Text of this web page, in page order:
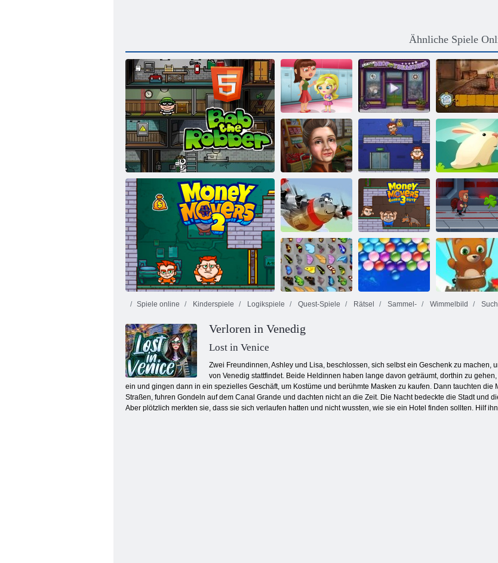
Ähnliche Spiele
Bob der Räuber H5
Slacking
Spielschule
Kleiner
Ladengeschäft
Die Geister von
Kelley Familie
Besonderer Tag
Geldmessgeräte
1
Geldmessgeräte 2
Gierig
Kaninchen
Heroisch Pilot
Geldüberzug 3
Wachdienst
Jetpack Meister
Schmetterlings
Spiele online Kinderspiele Logikspiele Quest-Spiele Rätsel Sammel- Wimmelbild
Verloren in Venedig
Lost in Venice
Zwei Freundinnen, Ashley und Lisa, beschlossen, sich selbst ein Geschenk zu
von Venedig stattfindet. Beide Heldinnen haben lange davon geträumt, dorthin zu
ein und gingen dann in ein spezielles Geschäft, um Kostüme und berühmte Masken zu kaufen. Dann tauchten
Straßen, fuhren Gondeln auf dem Canal Grande und dachten nicht an die Zeit. Die Nacht bedeckte die Stadt
Aber plötzlich merkten sie, dass sie sich verlaufen hatten und nicht wussten, wie sie ein Hotel finden sollten. Hilf